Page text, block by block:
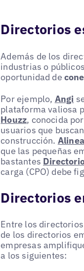
Directorios
Además de los
industrias o
oportunidad de
Por ejemplo, Angi
plataforma valiosa
Houzz, conocida
usuarios que
construcción.
que las pequeñas
bastantes
carga (CPO) debe
Directorios
Entre los
de los directorios
empresas
a los siguientes: